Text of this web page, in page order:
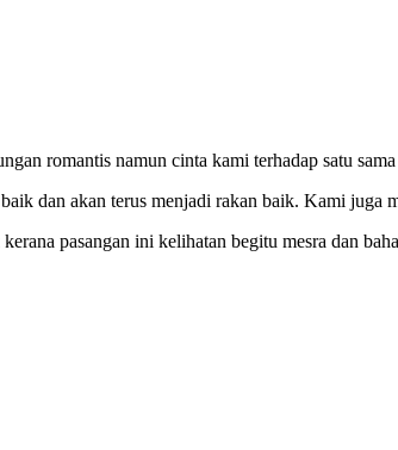
romantis namun cinta kami terhadap satu
dan akan terus menjadi rakan baik. Kami juga
pasangan ini kelihatan begitu mesra dan